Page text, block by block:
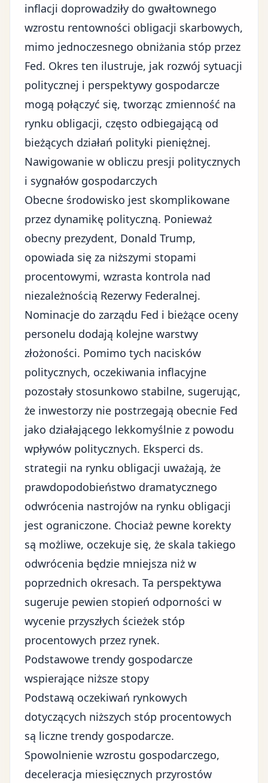
inflacji doprowadziły do gwałtownego
wzrostu rentowności obligacji skarbowych,
mimo jednoczesnego obniżania stóp przez
Fed. Okres ten ilustruje, jak rozwój sytuacji
politycznej i perspektywy gospodarcze
mogą połączyć się, tworząc zmienność na
rynku obligacji, często odbiegającą od
bieżących działań polityki pieniężnej.
Nawigowanie w obliczu presji politycznych
i sygnałów gospodarczych
Obecne środowisko jest skomplikowane
przez dynamikę polityczną. Ponieważ
obecny prezydent, Donald Trump,
opowiada się za niższymi stopami
procentowymi, wzrasta kontrola nad
niezależnością Rezerwy Federalnej.
Nominacje do zarządu Fed i bieżące oceny
personelu dodają kolejne warstwy
złożoności. Pomimo tych nacisków
politycznych, oczekiwania inflacyjne
pozostały stosunkowo stabilne, sugerując,
że inwestorzy nie postrzegają obecnie Fed
jako działającego lekkomyślnie z powodu
wpływów politycznych. Eksperci ds.
strategii na rynku obligacji uważają, że
prawdopodobieństwo dramatycznego
odwrócenia nastrojów na rynku obligacji
jest ograniczone. Chociaż pewne korekty
są możliwe, oczekuje się, że skala takiego
odwrócenia będzie mniejsza niż w
poprzednich okresach. Ta perspektywa
sugeruje pewien stopień odporności w
wycenie przyszłych ścieżek stóp
procentowych przez rynek.
Podstawowe trendy gospodarcze
wspierające niższe stopy
Podstawą oczekiwań rynkowych
dotyczących niższych stóp procentowych
są liczne trendy gospodarcze.
Spowolnienie wzrostu gospodarczego,
deceleracja miesięcznych przyrostów